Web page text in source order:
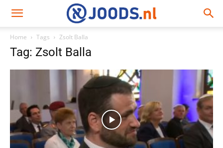
Home Tags Zsolt Balla
Tag: Zsolt Balla